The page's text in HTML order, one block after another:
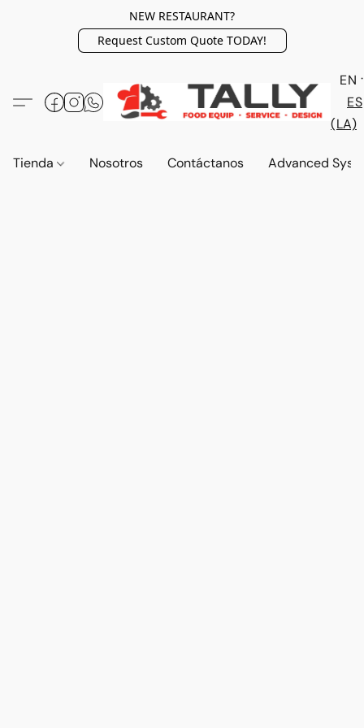
NEW RESTAURANT?
Request Custom Quote TODAY!
EN
ES
(LA)
Tienda Nosotros Contáctanos Advanced